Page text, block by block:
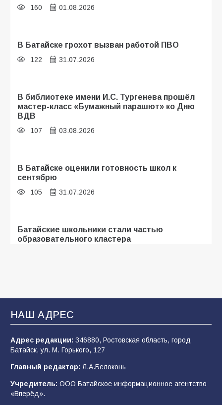
160 01.08.2026
В Батайске грохот вызван работой ПВО
122 31.07.2026
В библиотеке имени И.С. Тургенева прошёл
мастер-класс «Бумажный парашют» ко Дню
ВДВ
107 03.08.2026
В Батайске оценили готовность школ к
сентябрю
105 31.07.2026
Батайские школьники стали частью
образовательного кластера
деле происходит в армии России в августе
2026 года
97 03.08.2026
НАШ АДРЕС
Адрес редакции: 346880, Ростовская область, город
Батайск, ул. М. Горького, 127
Главный редактор: Л.А.Белоконь
Учредитель: ООО Батайское информационное агентство
«Вперёд».